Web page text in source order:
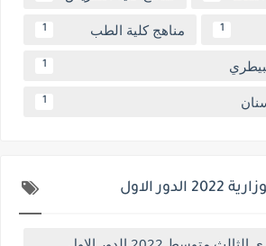
1 مناهج كلية الطب 1
1
1
الاول